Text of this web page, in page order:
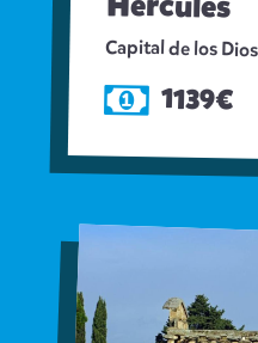
Hércules
Capital de los
1139€